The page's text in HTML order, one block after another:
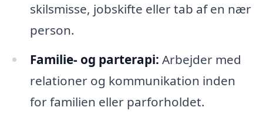
skilsmisse, jobskifte eller tab af en nær
person.
Familie- og parterapi: Arbejder med
relationer og kommunikation inden
for familien eller parforholdet.